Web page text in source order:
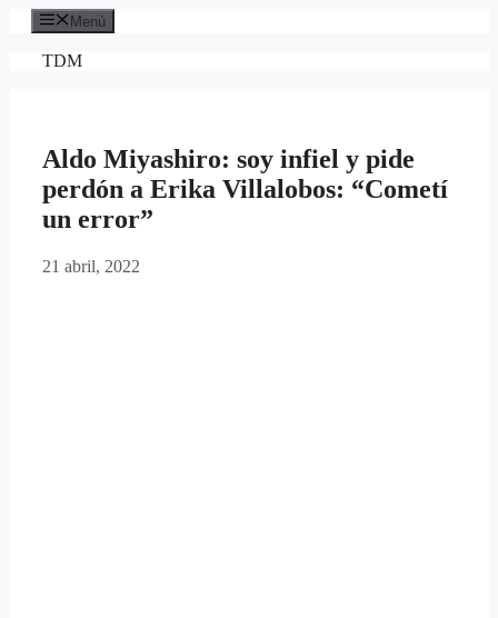
Saltar
contenido
Menú
TDM
Aldo Miyashiro: soy infiel y pide
perdón a Erika Villalobos: “Cometí
un error”
21 abril, 2022